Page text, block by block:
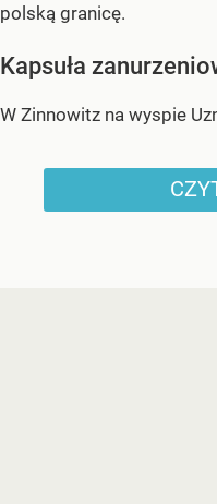
polską granicę.
Kapsuła
W Zinnowitz na wyspie